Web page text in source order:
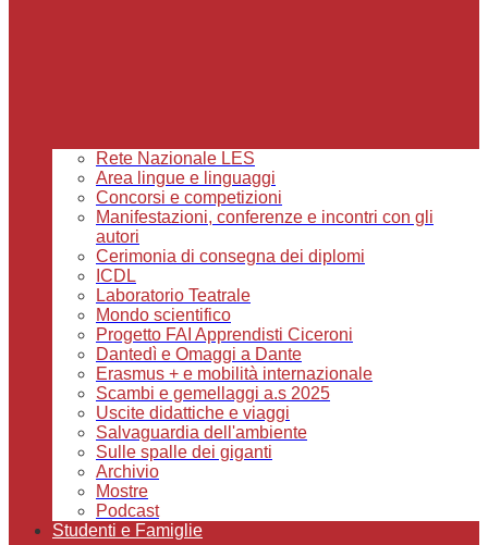
Rete Nazionale LES
Area lingue e linguaggi
Concorsi e competizioni
Manifestazioni, conferenze e incontri con gli
autori
Cerimonia di consegna dei diplomi
ICDL
Laboratorio Teatrale
Mondo scientifico
Progetto FAI Apprendisti Ciceroni
Dantedì e Omaggi a Dante
Erasmus + e mobilità internazionale
Scambi e gemellaggi a.s 2025
Uscite didattiche e viaggi
Salvaguardia dell'ambiente
Sulle spalle dei giganti
Archivio
Mostre
Podcast
Studenti e Famiglie